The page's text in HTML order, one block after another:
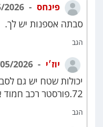
פינחס
סבתה אספנות יש לך.
הגב
יוז׳י
יכולות שטח יש גם
72.פורסטר רכב חמוד אבל המחיר פסיכופתי
הגב